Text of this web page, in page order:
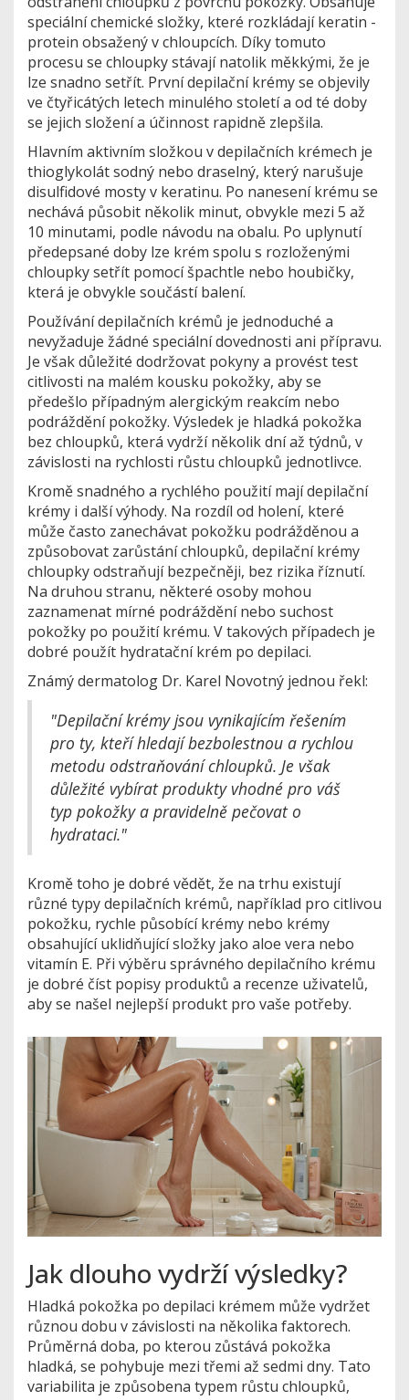
speciální chemické složky, které rozkládají keratin -
protein obsažený v chloupcích. Díky tomuto
procesu se chloupky stávají natolik měkkými, že je
lze snadno setřít. První depilační krémy se objevily
ve čtyřicátých letech minulého století a od té doby
se jejich složení a účinnost rapidně zlepšila.
Hlavním aktivním složkou v depilačních krémech je
thioglykolát sodný nebo draselný, který narušuje
disulfidové mosty v keratinu. Po nanesení krému se
nechává působit několik minut, obvykle mezi 5 až
10 minutami, podle návodu na obalu. Po uplynutí
předepsané doby lze krém spolu s rozloženými
chloupky setřít pomocí špachtle nebo houbičky,
která je obvykle součástí balení.
Používání depilačních krémů je jednoduché a
nevyžaduje žádné speciální dovednosti ani přípravu.
Je však důležité dodržovat pokyny a provést test
citlivosti na malém kousku pokožky, aby se
předešlo případným alergickým reakcím nebo
podráždění pokožky. Výsledek je hladká pokožka
bez chloupků, která vydrží několik dní až týdnů, v
závislosti na rychlosti růstu chloupků jednotlivce.
Kromě snadného a rychlého použití mají depilační
krémy i další výhody. Na rozdíl od holení, které
může často zanechávat pokožku podrážděnou a
způsobovat zarůstání chloupků, depilační krémy
chloupky odstraňují bezpečněji, bez rizika říznutí.
Na druhou stranu, některé osoby mohou
zaznamenat mírné podráždění nebo suchost
pokožky po použití krému. V takových případech je
dobré použít hydratační krém po depilaci.
Známý dermatolog Dr. Karel Novotný jednou řekl:
"Depilační krémy jsou vynikajícím řešením
pro ty, kteří hledají bezbolestnou a rychlou
metodu odstraňování chloupků. Je však
důležité vybírat produkty vhodné pro váš
typ pokožky a pravidelně pečovat o
hydrataci."
Kromě toho je dobré vědět, že na trhu existují
různé typy depilačních krémů, například pro citlivou
pokožku, rychle působící krémy nebo krémy
obsahující uklidňující složky jako aloe vera nebo
vitamín E. Při výběru správného depilačního krému
je dobré číst popisy produktů a recenze uživatelů,
aby se našel nejlepší produkt pro vaše potřeby.
Jak dlouho vydrží výsledky?
Hladká pokožka po depilaci krémem může vydržet
různou dobu v závislosti na několika faktorech.
Průměrná doba, po kterou zůstává pokožka
hladká, se pohybuje mezi třemi až sedmi dny. Tato
variabilita je způsobena typem růstu chloupků,